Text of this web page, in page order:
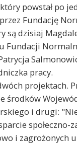
powstał po
Fundację
są dzisiaj
Fundacji
pracy.
projektach.
środków
i drugi:
społeczno-
i zagrożonych